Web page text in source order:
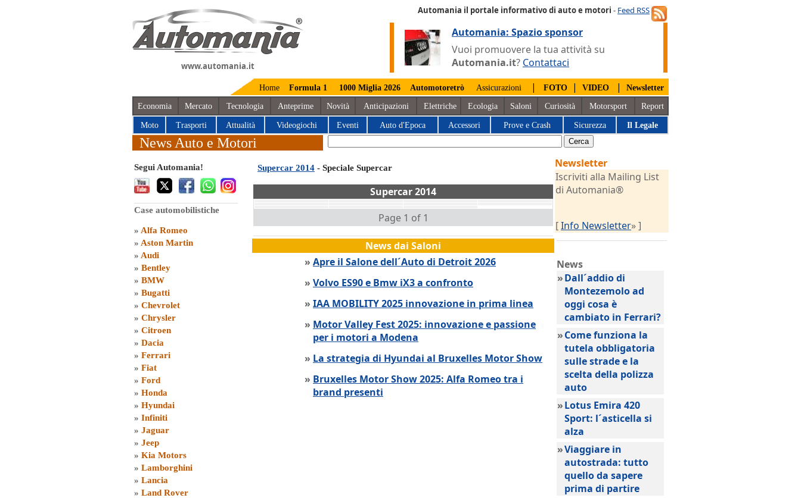
www.automania.it
Automania il portale informativo di auto e motori - Feed RSS
Automania: Spazio sponsor
Vuoi promuovere la tua attività su
Automania.it? Contattaci
Home Formula 1 1000 Miglia 2026 Automotoretrò Assicurazioni | FOTO | VIDEO | Newsletter
Economia Mercato Tecnologia Anteprime Novità Anticipazioni Elettriche Ecologia Saloni Curiosità Motorsport Report
Moto Trasporti Attualità Videogiochi Eventi Auto d'Epoca Accessori Prove e Crash Sicurezza Il Legale
News Auto e Motori
Segui Automania!
Case automobilistiche
» Alfa Romeo
» Aston Martin
» Audi
» Bentley
» BMW
» Bugatti
» Chevrolet
» Chrysler
» Citroen
» Dacia
» Ferrari
» Fiat
» Ford
» Honda
» Hyundai
» Infiniti
» Jaguar
» Jeep
» Kia Motors
» Lamborghini
» Lancia
» Land Rover
Supercar 2014 - Speciale Supercar
Supercar 2014
Page 1 of 1
News dai Saloni
» Apre il Salone dell´Auto di Detroit 2026
» Volvo ES90 e Bmw iX3 a confronto
» IAA MOBILITY 2025 innovazione in prima linea
» Motor Valley Fest 2025: innovazione e passione
per i motori a Modena
» La strategia di Hyundai al Bruxelles Motor Show
» Bruxelles Motor Show 2025: Alfa Romeo tra i
brand presenti
Newsletter
Iscriviti alla Mailing List
di Automania®
[Info Newsletter» ]
News
»Dall´addio di
Montezemolo ad
oggi cosa è
cambiato in Ferrari?
»Come funziona la
tutela obbligatoria
sulle strade e la
scelta della polizza
auto
»Lotus Emira 420
Sport: l´asticella si
alza
»Viaggiare in
autostrada: tutto
quello da sapere
prima di partire